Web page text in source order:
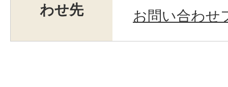
わせ先
お問い合わせ